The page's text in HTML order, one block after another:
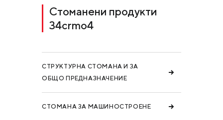
Стоманени продукти
34crmo4
СТРУКТУРНА СТОМАНА И ЗА
ОБЩО ПРЕДНАЗНАЧЕНИЕ
СТОМАНА ЗА МАШИНОСТРОЕНЕ